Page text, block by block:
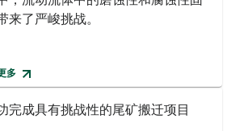
来了严峻挑战。
多
完成具有挑战性的尾矿搬迁项目